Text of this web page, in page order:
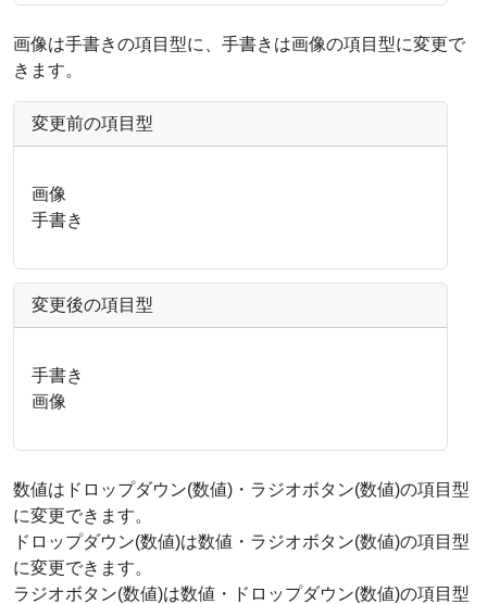
画像は手書きの項目型に、手書きは画像の項目型に変更で
きます。
変更前の項目型
画像
手書き
変更後の項目型
手書き
画像
数値はドロップダウン(数値)・ラジオボタン(数値)の項目型
に変更できます。
ドロップダウン(数値)は数値・ラジオボタン(数値)の項目型
に変更できます。
ラジオボタン(数値)は数値・ドロップダウン(数値)の項目型